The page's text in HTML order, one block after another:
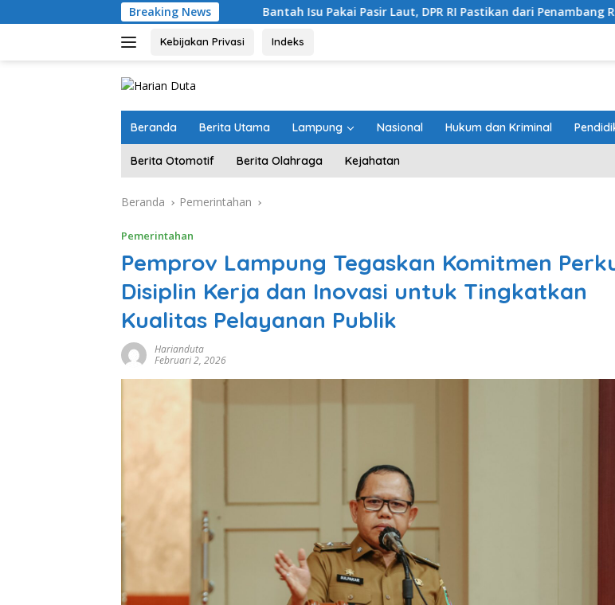
ke
Breaking News
Bantah Isu Pakai Pasir Laut, DPR RI Pastikan dari Penambang Resmi, Proyek
Kebijakan Privasi Indeks
Beranda Berita Utama Lampung Nasional Hukum dan Kriminal
Berita Otomotif Berita Olahraga Kejahatan
Beranda Pemerintahan
Pemerintahan
Pemprov Lampung Tegaskan Komitmen
Disiplin Kerja dan Inovasi untuk Tingkatkan
Kualitas Pelayanan Publik
Harianduta
Februari 2, 2026